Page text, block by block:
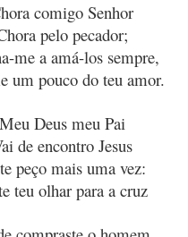
comigo Senhor
pelo pecador;
me a amá-los sempre,
um pouco do teu amor.
Meu Deus meu Pai
de encontro Jesus
peço mais uma vez:
teu olhar para a cruz